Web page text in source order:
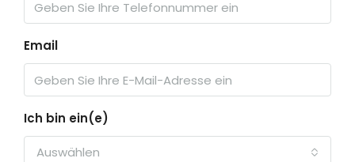
Email
Ich bin ein(e)
Auswählen